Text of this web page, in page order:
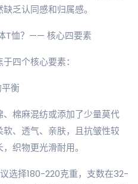
乏认同感和归属感。
T恤？—— 核心四要素
四个核心要素：
衡
棉麻混纺或添加了少量莫代
、透气、亲肤，且抗皱性较
织物更光滑耐用。
选择180-220克重，支数在32-